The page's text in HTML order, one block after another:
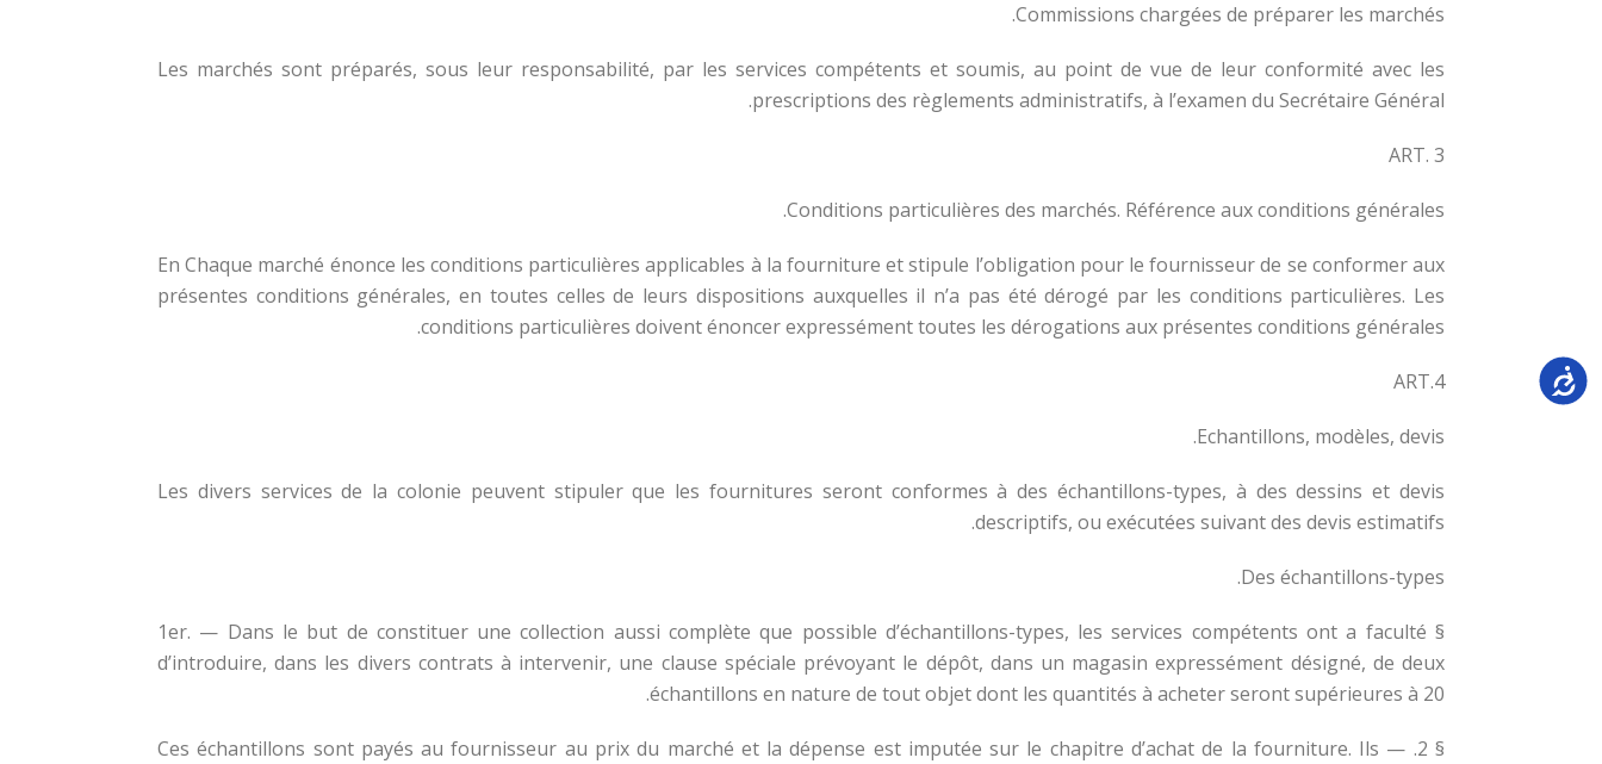
Commissions chargées de préparer les marchés.
Les marchés sont préparés, sous leur responsabilité, par les services compétents et soumis, au point de vue de leur conformité avec les
prescriptions des règlements administratifs, à l’examen du Secrétaire Général.
ART. 3
Conditions particulières des marchés. Référence aux conditions générales.
En Chaque marché énonce les conditions particulières applicables à la fourniture et stipule l’obligation pour le fournisseur de se conformer aux
présentes conditions générales, en toutes celles de leurs dispositions auxquelles il n’a pas été dérogé par les conditions particulières. Les
conditions particulières doivent énoncer expressément toutes les dérogations aux présentes conditions générales.
ART.4
Echantillons, modèles, devis.
Les divers services de la colonie peuvent stipuler que les fournitures seront conformes à des échantillons-types, à des dessins et devis
descriptifs, ou exécutées suivant des devis estimatifs.
Des échantillons-types.
§ 1er. — Dans le but de constituer une collection aussi complète que possible d’échantillons-types, les services compétents ont a faculté
d’introduire, dans les divers contrats à intervenir, une clause spéciale prévoyant le dépôt, dans un magasin expressément désigné, de deux
échantillons en nature de tout objet dont les quantités à acheter seront supérieures à 20.
§ 2. — Ces échantillons sont payés au fournisseur au prix du marché et la dépense est imputée sur le chapitre d’achat de la fourniture. Ils